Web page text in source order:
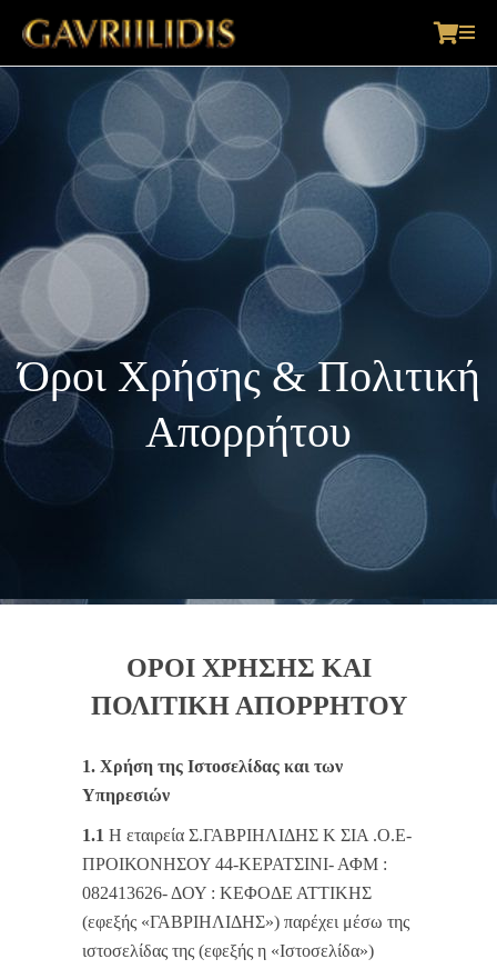
Όροι Χρήσης & Πολιτική
Απορρήτου
ΟΡΟΙ ΧΡΗΣΗΣ ΚΑΙ
ΠΟΛΙΤΙΚΗ ΑΠΟΡΡΗΤΟΥ
1. Χρήση της Ιστοσελίδας και των
Υπηρεσιών
1.1 Η εταιρεία Σ.ΓΑΒΡΙΗΛΙΔΗΣ Κ ΣΙΑ .Ο.Ε-
ΠΡΟΙΚΟΝΗΣΟΥ 44-ΚΕΡΑΤΣΙΝΙ- ΑΦΜ :
082413626- ΔΟΥ : ΚΕΦΟΔΕ ΑΤΤΙΚΗΣ
(εφεξής «ΓΑΒΡΙΗΛΙΔΗΣ») παρέχει μέσω της
ιστοσελίδας της (εφεξής η «Ιστοσελίδα»)